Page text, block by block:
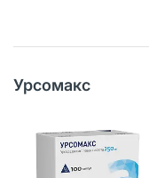
Урсомакс